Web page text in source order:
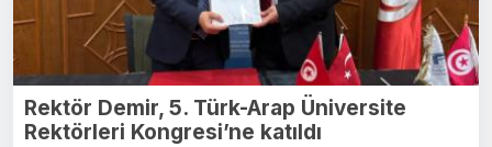
Rektör Demir, 5. Türk-Arap Üniversite
Rektörleri Kongresi’ne katıldı